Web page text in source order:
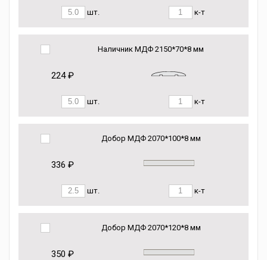
шт. к-т
Наличник МДФ 2150*70*8 мм
224 ₽
шт. к-т
Добор МДФ 2070*100*8 мм
336 ₽
шт. к-т
Добор МДФ 2070*120*8 мм
350 ₽